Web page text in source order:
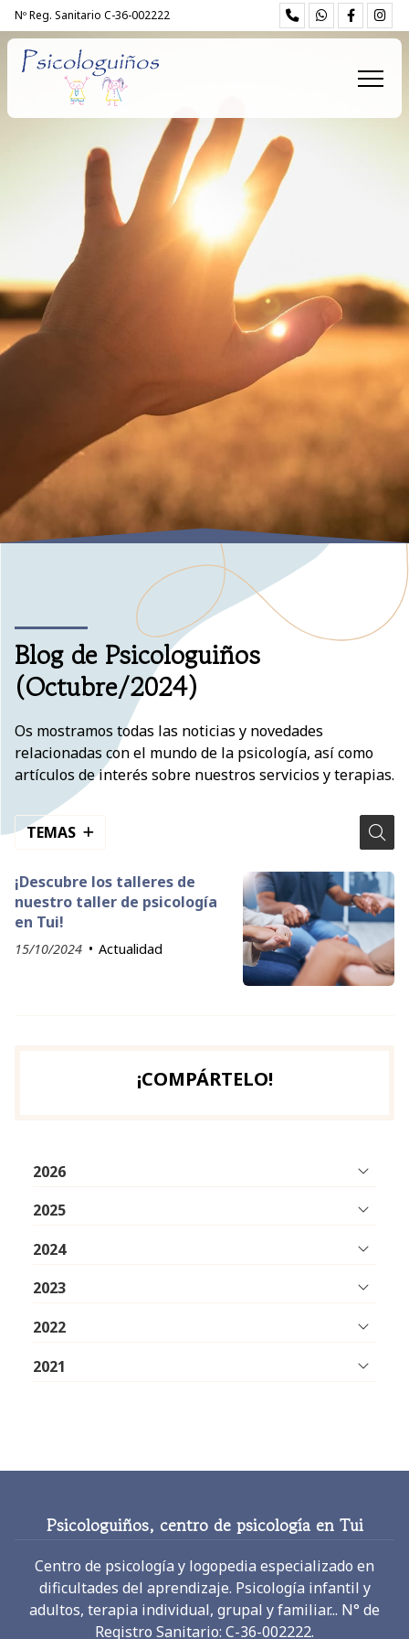
Nº Reg. Sanitario C-36-002222
Blog de Psicologuiños
(Octubre/2024)
Os mostramos todas las noticias y novedades
relacionadas con el mundo de la psicología, así como
artículos de interés sobre nuestros servicios y terapias.
TEMAS
¡Descubre los talleres de
nuestro taller de psicología
en Tui!
15/10/2024 Actualidad
¡COMPÁRTELO!
2026
2025
2024
2023
2022
2021
Psicologuiños, centro de psicología en Tui
Centro de psicología y logopedia especializado en
dificultades del aprendizaje. Psicología infantil y
adultos, terapia individual, grupal y familiar... N° de
Registro Sanitario: C-36-002222.